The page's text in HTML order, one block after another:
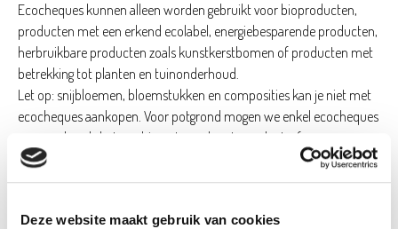
Deze website maakt gebruik van cookies
Ecocheques kunnen alleen worden gebruikt voor bioproducten,
producten met een erkend ecolabel, energiebesparende producten,
herbruikbare producten zoals kunstkerstbomen of producten met
betrekking tot planten en tuinonderhoud.
Let op: snijbloemen, bloemstukken en composities kan je niet met
ecocheques aankopen. Voor potgrond mogen we enkel ecocheques
aanvaarden als het om bio potgrond gaat, zonder turf.
Lees hier meer.
pakket?